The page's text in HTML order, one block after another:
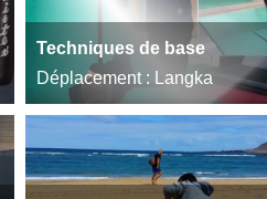
Techniques de base
Déplacement : Langka